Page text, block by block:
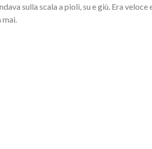
sulla scala a pioli, su e giù. Era veloce